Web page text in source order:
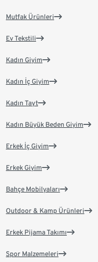
Mutfak Ürünleri
Ev Tekstili
Kadın Giyim
Kadın İç Giyim
Kadın Tayt
Kadın Büyük Beden Giyim
Erkek İç Giyim
Erkek Giyim
Bahçe Mobilyaları
Outdoor & Kamp Ürünleri
Erkek Pijama Takımı
Spor Malzemeleri